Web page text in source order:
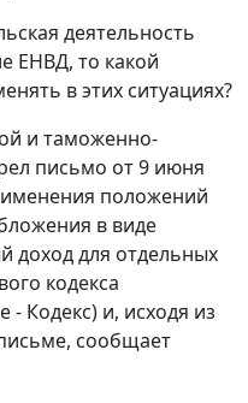
деятельность
ЕНВД, то какой
в этих ситуациях?
и таможенно-
письмо от 9 июня
положений
в виде
доход для отдельных
кодекса
- Кодекс) и, исходя из
сообщает